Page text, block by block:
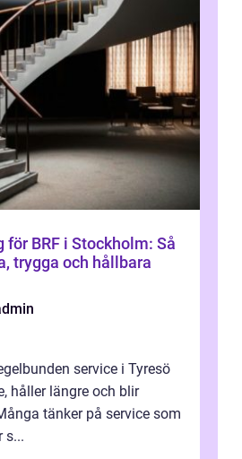
för BRF i Stockholm: Så
trygga och hållbara
service i Tyresö
håller längre och blir
tänker på service som
s...